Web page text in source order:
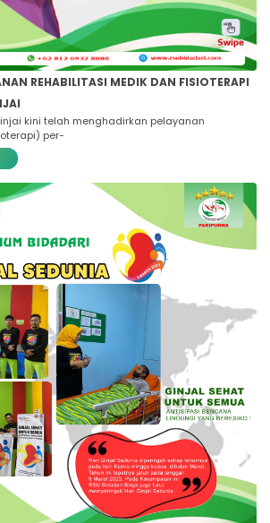
REHABILITASI MEDIK DAN FISIOTERAPI
kini telah menghadirkan pelayanan
per-